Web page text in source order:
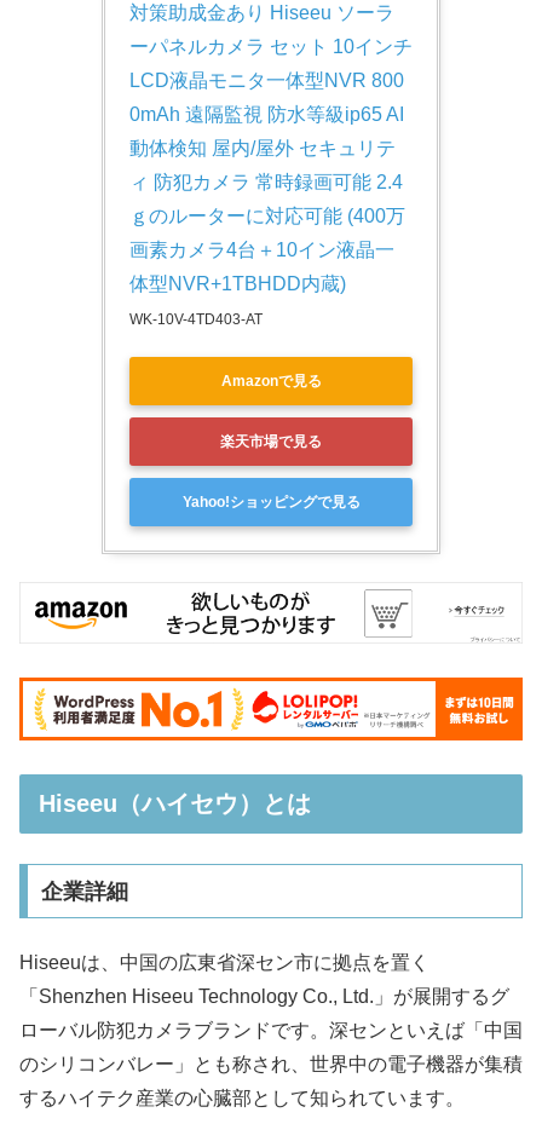
対策助成金あり Hiseeu ソーラ
ーパネルカメラ セット 10インチ
LCD液晶モニタ一体型NVR 800
0mAh 遠隔監視 防水等級ip65 AI
動体検知 屋内/屋外 セキュリテ
ィ 防犯カメラ 常時録画可能 2.4
ｇのルーターに対応可能 (400万
画素カメラ4台＋10イン液晶一
体型NVR+1TBHDD内蔵)
WK-10V-4TD403-AT
Amazonで見る
楽天市場で見る
Yahoo!ショッピングで見る
Hiseeu（ハイセウ）とは
企業詳細
Hiseeuは、中国の広東省深セン市に拠点を置く
「Shenzhen Hiseeu Technology Co., Ltd.」が展開するグ
ローバル防犯カメラブランドです。深センといえば「中国
のシリコンバレー」とも称され、世界中の電子機器が集積
するハイテク産業の心臓部として知られています。